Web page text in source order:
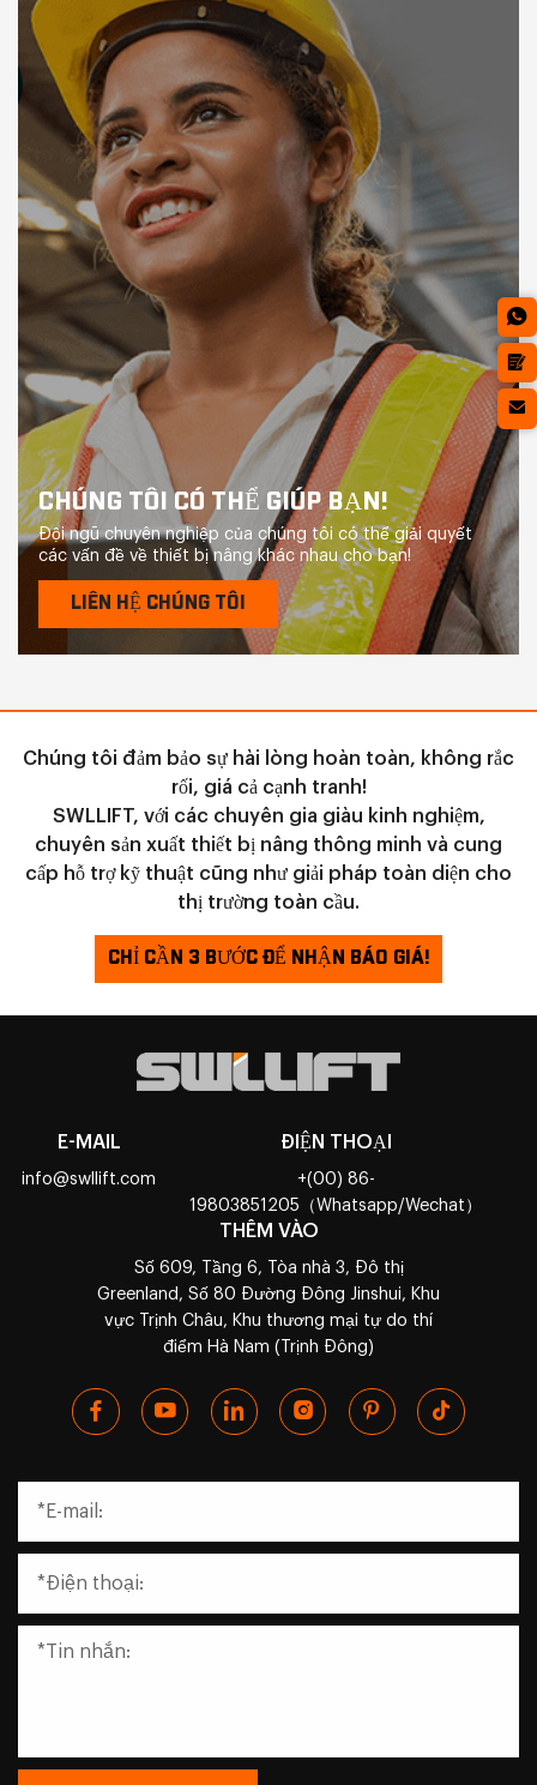
CHÚNG TÔI CÓ THỂ GIÚP BẠN!
Đội ngũ chuyên nghiệp của chúng tôi có thể giải quyết
các vấn đề về thiết bị nâng khác nhau cho bạn!
LIÊN HỆ CHÚNG TÔI
Chúng tôi đảm bảo sự hài lòng hoàn toàn, không rắc
rối, giá cả cạnh tranh!
SWLLIFT, với các chuyên gia giàu kinh nghiệm,
chuyên sản xuất thiết bị nâng thông minh và cung
cấp hỗ trợ kỹ thuật cũng như giải pháp toàn diện cho
thị trường toàn cầu.
CHỈ CẦN 3 BƯỚC ĐỂ NHẬN BÁO GIÁ!
E-MAIL
info@swllift.com
ĐIỆN THOẠI
+(00) 86-
19803851205（Whatsapp/Wechat）
THÊM VÀO
Số 609, Tầng 6, Tòa nhà 3, Đô thị
Greenland, Số 80 Đường Đông Jinshui, Khu
vực Trịnh Châu, Khu thương mại tự do thí
điểm Hà Nam (Trịnh Đông)